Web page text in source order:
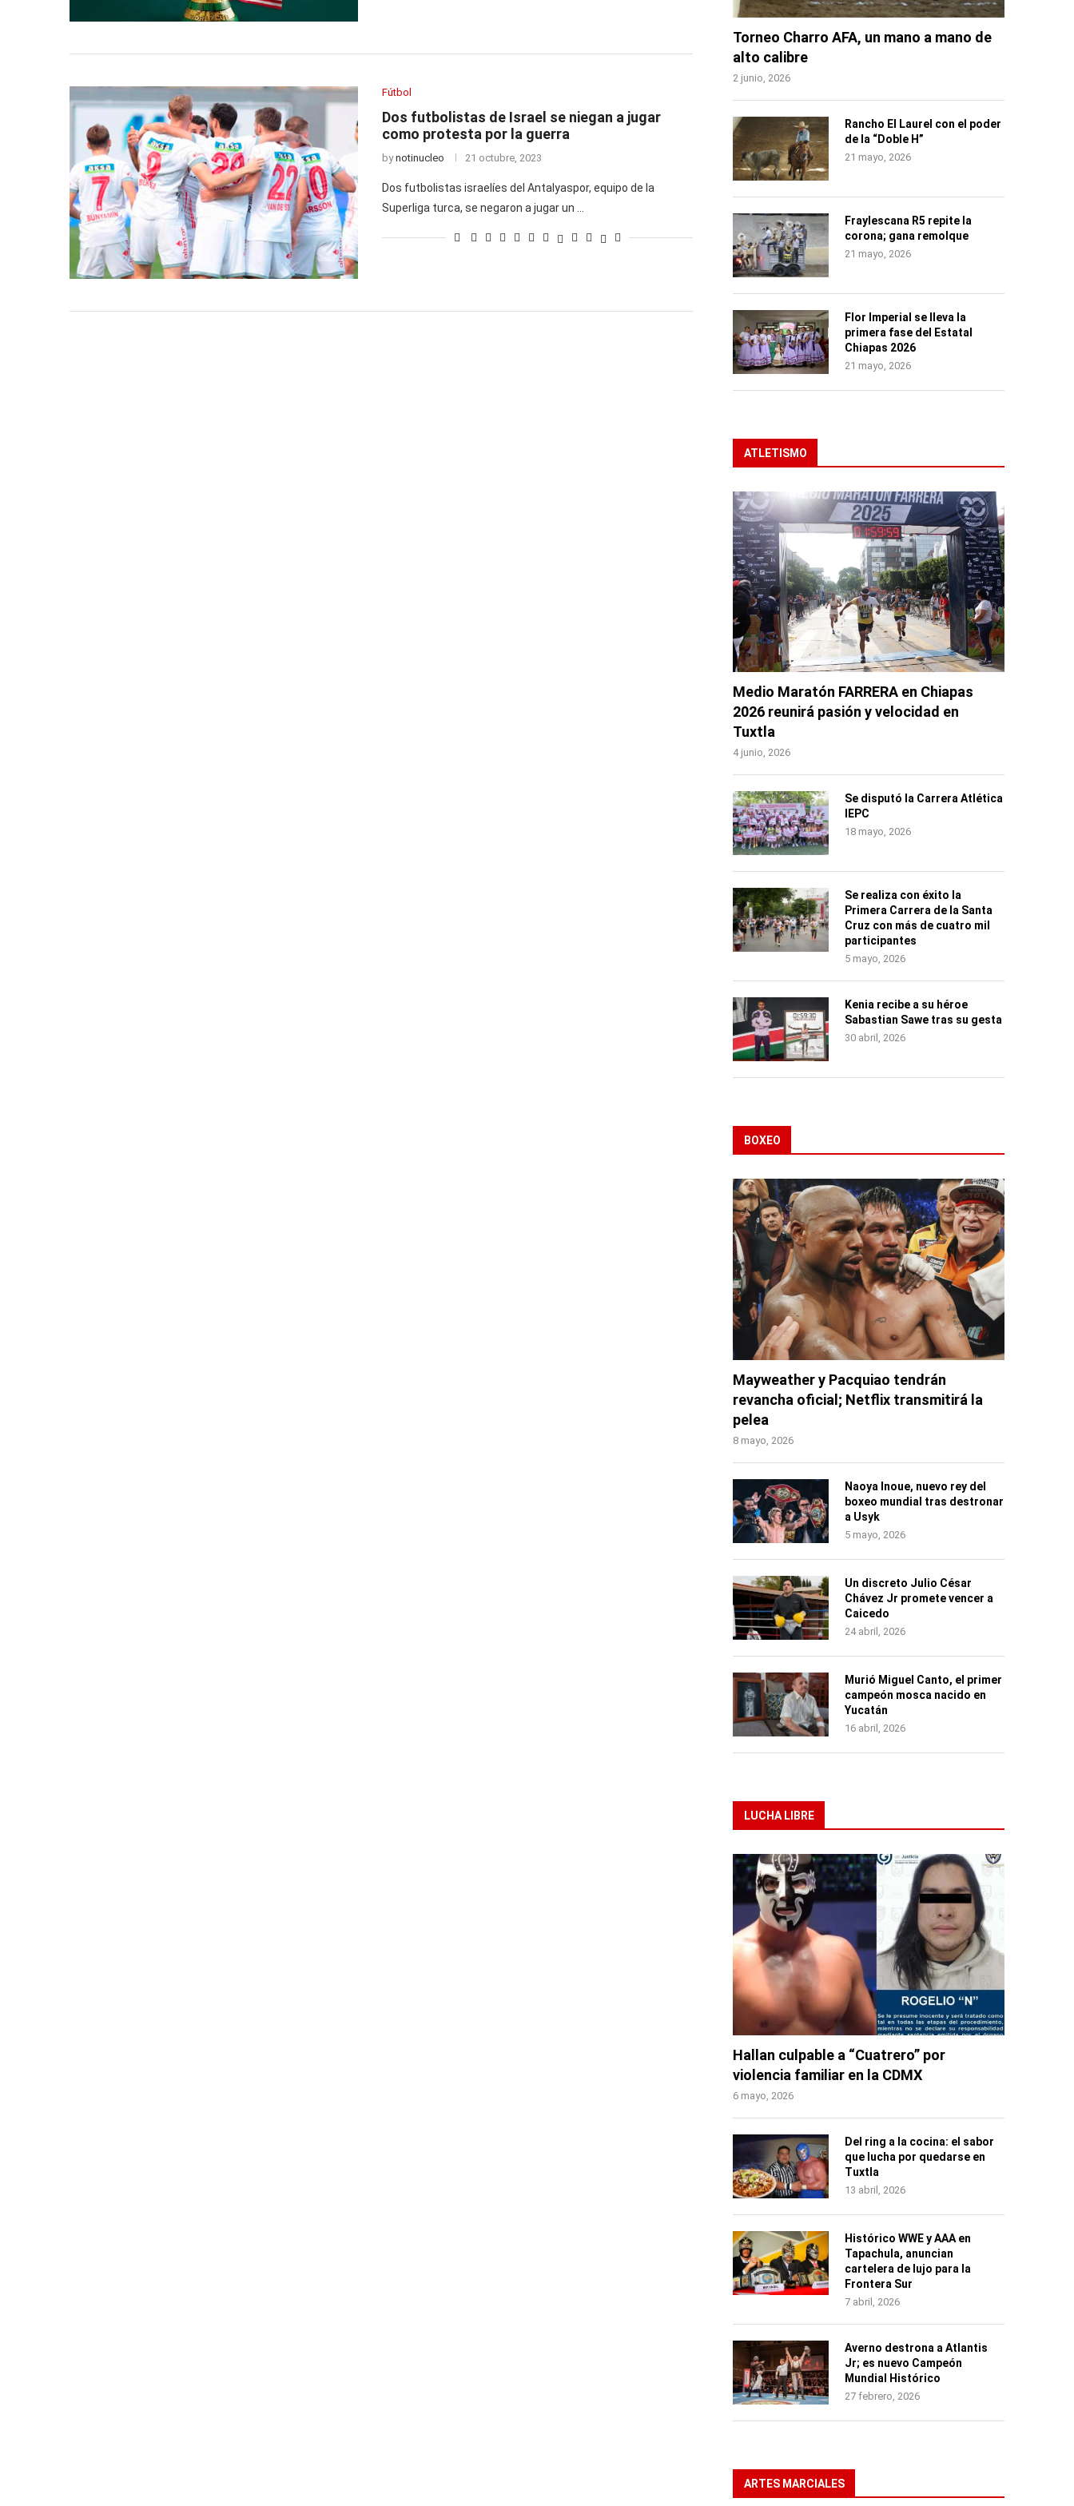
Fútbol
Dos futbolistas de Israel se niegan a jugar
como protesta por la guerra
bynotinucleo 21 octubre, 2023
Dos futbolistas israelíes del Antalyaspor, equipo de la
Superliga turca, se negaron a jugar un …
Torneo Charro AFA, un mano a mano de
alto calibre
2 junio, 2026
Rancho El Laurel con el poder
de la “Doble H”
21 mayo, 2026
Fraylescana R5 repite la
corona; gana remolque
21 mayo, 2026
Flor Imperial se lleva la
primera fase del Estatal
Chiapas 2026
21 mayo, 2026
ATLETISMO
Medio Maratón FARRERA en Chiapas
2026 reunirá pasión y velocidad en
Tuxtla
4 junio, 2026
Se disputó la Carrera Atlética
IEPC
18 mayo, 2026
Se realiza con éxito la
Primera Carrera de la Santa
Cruz con más de cuatro mil
participantes
5 mayo, 2026
Kenia recibe a su héroe
Sabastian Sawe tras su gesta
30 abril, 2026
BOXEO
Mayweather y Pacquiao tendrán
revancha oficial; Netflix transmitirá la
pelea
8 mayo, 2026
Naoya Inoue, nuevo rey del
boxeo mundial tras destronar
a Usyk
5 mayo, 2026
Un discreto Julio César
Chávez Jr promete vencer a
Caicedo
24 abril, 2026
Murió Miguel Canto, el primer
campeón mosca nacido en
Yucatán
16 abril, 2026
LUCHA LIBRE
Hallan culpable a “Cuatrero” por
violencia familiar en la CDMX
6 mayo, 2026
Del ring a la cocina: el sabor
que lucha por quedarse en
Tuxtla
13 abril, 2026
Histórico WWE y AAA en
Tapachula, anuncian
cartelera de lujo para la
Frontera Sur
7 abril, 2026
Averno destrona a Atlantis
Jr; es nuevo Campeón
Mundial Histórico
27 febrero, 2026
ARTES MARCIALES